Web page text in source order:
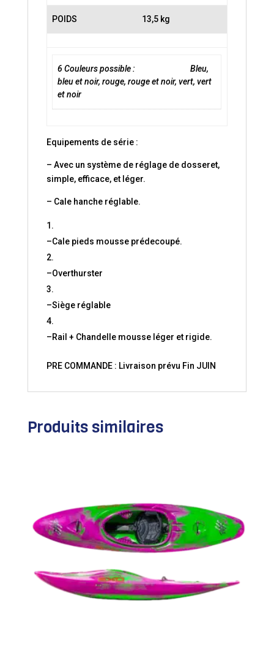
POIDS 13,5 kg
6 Couleurs possible : Bleu,
bleu et noir, rouge, rouge et noir, vert, vert
et noir
Equipements de série :
– Avec un système de réglage de dosseret,
simple, efficace, et léger.
– Cale hanche réglable.
–Cale pieds mousse prédecoupé.
–Overthurster
–Siège réglable
–Rail + Chandelle mousse léger et rigide.
PRE COMMANDE : Livraison prévu Fin JUIN
Produits similaires